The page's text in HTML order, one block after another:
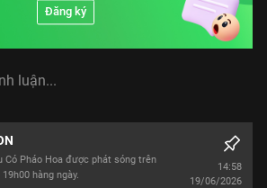
Đăng ký
Có Pháo Hoa được phát sóng trên
hàng ngày.
14:58
19/06/2026